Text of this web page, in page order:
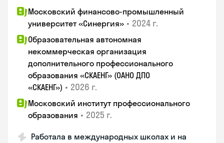
Московский финансово-промышленный
университет «Синергия» • 2024 г.
Образовательная автономная
некоммерческая организация
дополнительного профессионального
образования «СКАЕНГ» (ОАНО ДПО
«СКАЕНГ») • 2026 г.
Московский институт профессионального
образования • 2025 г.
Работала в международных школах и на